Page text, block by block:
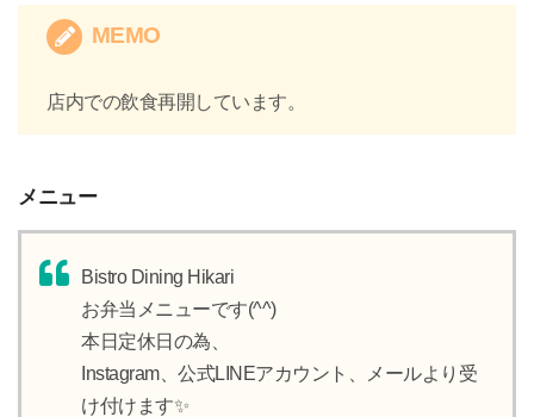
MEMO
店内での飲食再開しています。
メニュー
Bistro Dining Hikari
お弁当メニューです(^^)
本日定休日の為、
Instagram、公式LINEアカウント、メールより受
け付けます✨